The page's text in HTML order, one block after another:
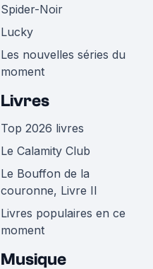
Spider-Noir
Lucky
Les nouvelles séries du
moment
Livres
Top 2026 livres
Le Calamity Club
Le Bouffon de la
couronne, Livre II
Livres populaires en ce
moment
Musique